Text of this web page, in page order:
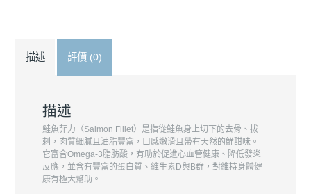
描述 評價 (0)
描述
鮭魚菲力（Salmon Fillet）是指從鮭魚身上切下的去骨、拔
刺，肉質細膩且油脂豐富，口感嫩滑且帶有天然的鮮甜味。
它富含Omega-3脂肪酸，有助於促進心血管健康、降低發炎
反應，並含有豐富的蛋白質、維生素D與B群，對維持身體健
康有極大幫助。